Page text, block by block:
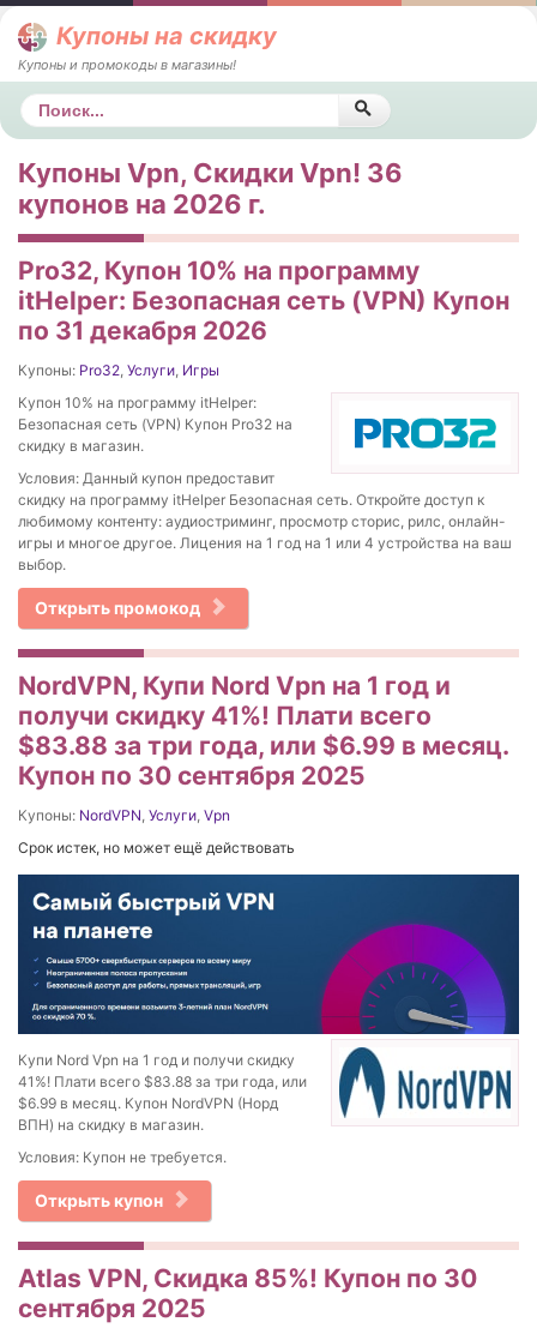
Купоны на скидку
Купоны и промокоды в магазины!
Поиск
Купоны Vpn, Скидки Vpn! 36
купонов на 2026 г.
Pro32, Купон 10% на программу
itHelper: Безопасная сеть (VPN) Купон
по 31 декабря 2026
Купоны: Pro32, Услуги, Игры
Купон 10% на программу itHelper:
Безопасная сеть (VPN) Купон Pro32 на
скидку в магазин.
Условия: Данный купон предоставит
скидку на программу itHelper Безопасная сеть. Откройте доступ к
любимому контенту: аудиостриминг, просмотр сторис, рилс, онлайн-
игры и многое другое. Лицения на 1 год на 1 или 4 устройства на ваш
выбор.
Открыть промокод
NordVPN, Купи Nord Vpn на 1 год и
получи скидку 41%! Плати всего
$83.88 за три года, или $6.99 в месяц.
Купон по 30 сентября 2025
Купоны: NordVPN, Услуги, Vpn
Срок истек, но может ещё действовать
Купи Nord Vpn на 1 год и получи скидку
41%! Плати всего $83.88 за три года, или
$6.99 в месяц. Купон NordVPN (Норд
ВПН) на скидку в магазин.
Условия: Купон не требуется.
Открыть купон
Atlas VPN, Скидка 85%! Купон по 30
сентября 2025